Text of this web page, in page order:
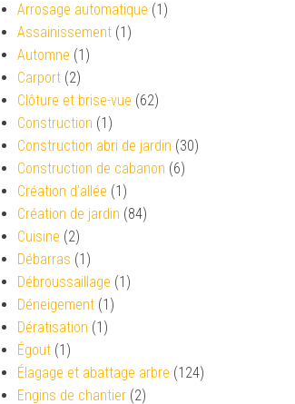
Arrosage automatique (1)
Assainissement (1)
Automne (1)
Carport (2)
Clôture et brise-vue (62)
Construction (1)
Construction abri de jardin (30)
Construction de cabanon (6)
Création d’allée (1)
Création de jardin (84)
Cuisine (2)
Débarras (1)
Débroussaillage (1)
Déneigement (1)
Dératisation (1)
Égout (1)
Élagage et abattage arbre (124)
Engins de chantier (2)